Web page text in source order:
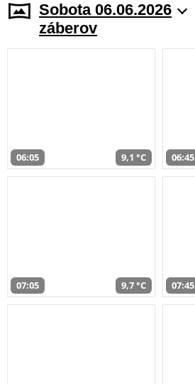
Sobota 06.06.2026
záberov
06:05 9,1 °C 06:45
07:05 9,7 °C 07:45